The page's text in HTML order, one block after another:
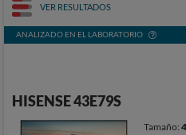
VER RESULTADOS
ANALIZADO EN EL LABORATORIO
HISENSE 43E79S
Tamaño: